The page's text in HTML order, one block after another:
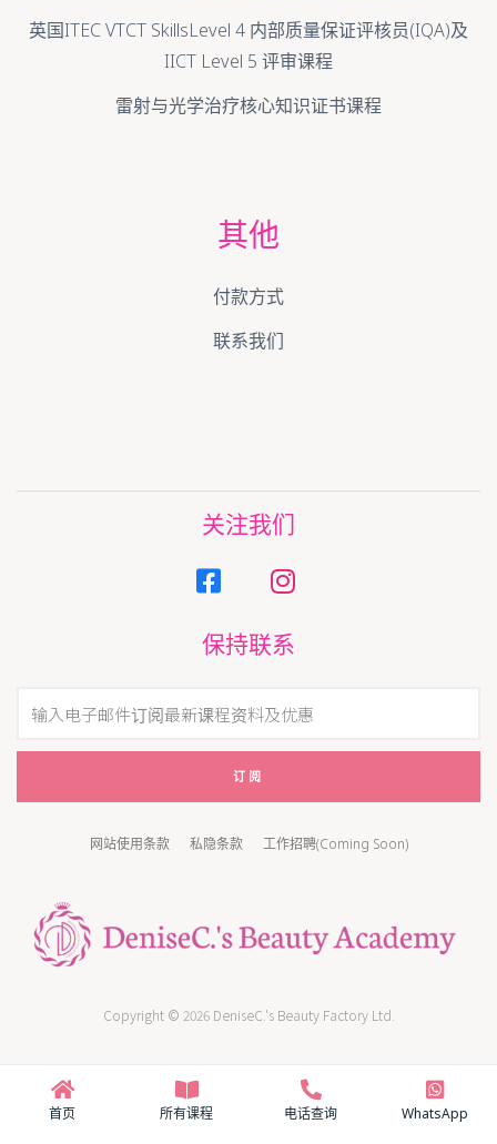
英国ITEC VTCT SkillsLevel 4 内部质量保证评核员(IQA)及
IICT Level 5 评审课程
雷射与光学治疗核心知识证书课程
其他
付款方式
联系我们
关注我们
保持联系
订阅
Copyright © 2026 DeniseC.'s Beauty Factory Ltd.
网站使用条款 私隐条款 工作招聘(Coming Soon)
首页 所有课程 电话查询 WhatsApp